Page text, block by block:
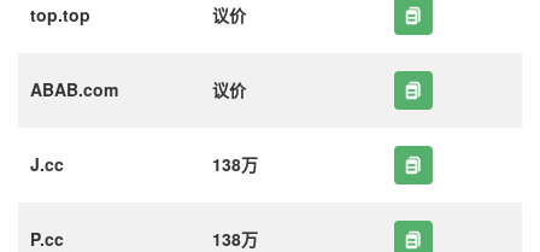
top.top 议价
ABAB.com 议价
J.cc 138万
P.cc 138万